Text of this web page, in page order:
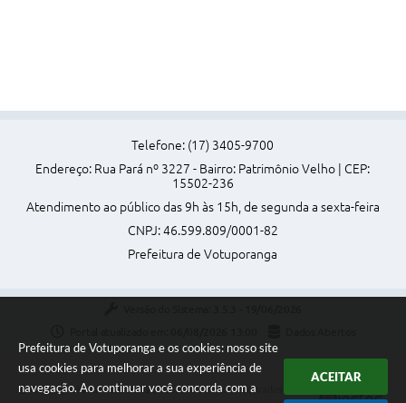
Prefeitura de Votuporanga e os cookies: nosso site
usa cookies para melhorar a sua experiência de
navegação. Ao continuar você concorda com a
ACEITAR
Telefone: (17) 3405-9700
Endereço: Rua Pará nº 3227 - Bairro: Patrimônio Velho | CEP:
15502-236
Atendimento ao público das 9h às 15h, de segunda a sexta-feira
CNPJ: 46.599.809/0001-82
Prefeitura de Votuporanga
Copyright Instar - 2006-2026. Todos os direitos reservados -